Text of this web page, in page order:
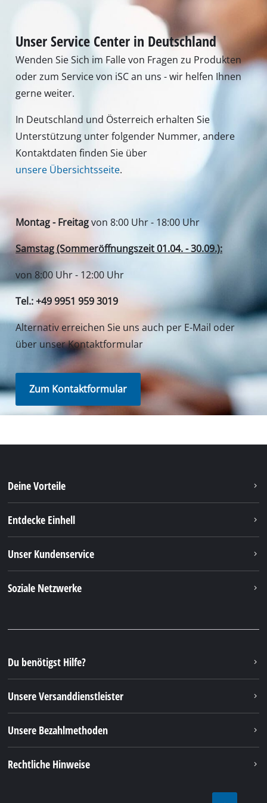
Unser Service Center in Deutschland
Wenden Sie Sich im Falle von Fragen zu Produkten
oder zum Service von iSC an uns - wir helfen Ihnen
gerne weiter.
In Deutschland und Österreich erhalten Sie
Unterstützung unter folgender Nummer, andere
Kontaktdaten finden Sie über
unsere Übersichtsseite.
Montag - Freitagvon 8:00 Uhr - 18:00 Uhr
Samstag (Sommeröffnungszeit 01.04. - 30.09.):
von 8:00 Uhr - 12:00 Uhr
Tel.: +49 9951 959 3019
Alternativ erreichen Sie uns auch per E-Mail oder
über unser Kontaktformular
Zum Kontaktformular
Deine Vorteile
Entdecke Einhell
Unser Kundenservice
Soziale Netzwerke
Du benötigst Hilfe?
Unsere Versanddienstleister
Unsere Bezahlmethoden
Rechtliche Hinweise